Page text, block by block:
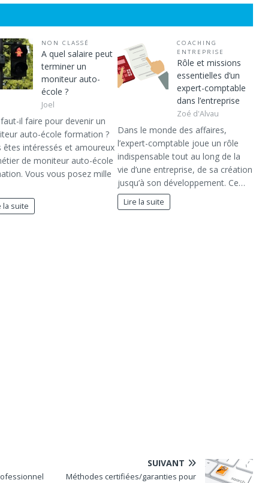
NON CLASSÉ
A quel salaire peut
terminer un
moniteur auto-
école ?
Joel
il faire pour devenir un
auto-école formation ?
êtes intéressés et amoureux
de moniteur auto-école
Vous vous posez mille
la suite
COACHING
ENTREPRISE
Rôle et missions
essentielles d’un
expert-comptable
dans l’entreprise
Zoé d'Alvau
Dans le monde des affaires,
l’expert-comptable joue un rôle
indispensable tout au long de la
vie d’une entreprise, de sa création
jusqu’à son développement. Ce…
Lire la suite
SUIVANT
Méthodes certifiées/garanties pour